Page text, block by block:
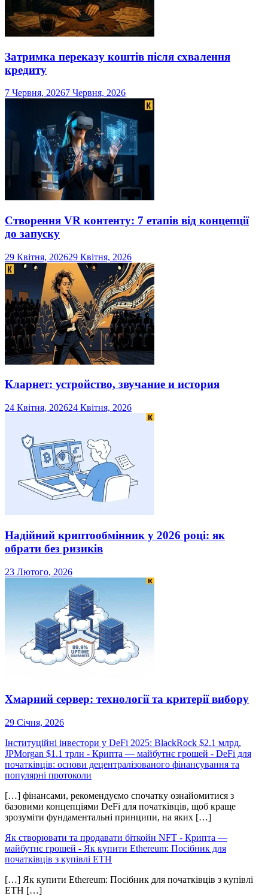
Затримка переказу коштів після схвалення
кредиту
7 Червня, 20267 Червня, 2026
Створення VR контенту: 7 етапів від концепції
до запуску
29 Квітня, 202629 Квітня, 2026
Кларнет: устройство, звучание и история
24 Квітня, 202624 Квітня, 2026
Надійний криптообмінник у 2026 році: як
обрати без ризиків
23 Лютого, 2026
Хмарний сервер: технології та критерії вибору
29 Січня, 2026
Інституційні інвестори у DeFi 2025: BlackRock $2.1 млрд,
JPMorgan $1.1 трлн - Крипта — майбутнє грошей - DeFi для
початківців: основи децентралізованого фінансування та
популярні протоколи
[…] фінансами, рекомендуємо спочатку ознайомитися з
базовими концепціями DeFi для початківців, щоб краще
зрозуміти фундаментальні принципи, на яких […]
Як створювати та продавати біткойн NFT - Крипта —
майбутнє грошей - Як купити Ethereum: Посібник для
початківців з купівлі ETH
[…] Як купити Ethereum: Посібник для початківців з купівлі
ETH […]